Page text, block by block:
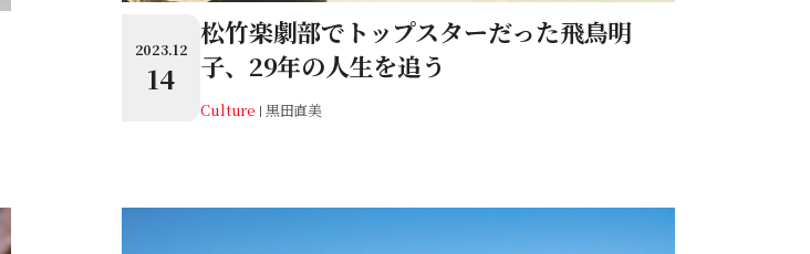
2023.12
14
松竹楽劇部でトップスターだった飛鳥明
子、29年の人生を追う
Culture 黒田直美